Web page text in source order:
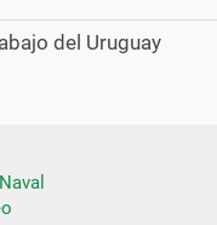
del Uruguay